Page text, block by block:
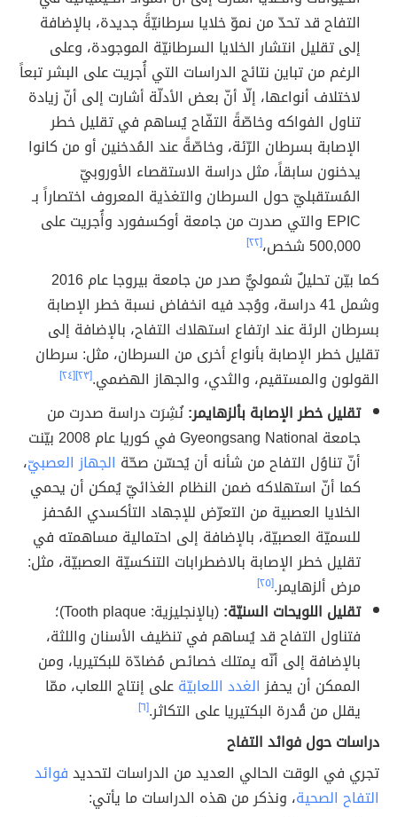
التفاح قد تحدّ من نموّ خلايا سرطانيّةً جديدة، بالإضافة
إلى تقليل انتشار الخلايا السرطانيّة الموجودة، وعلى
الرغم من تباين نتائج الدراسات التي أُجريت على البشر تبعاً
لاختلاف أنواعها، إلّا أنّ بعض الأدلّة أشارت إلى أنّ زيادة
تناول الفواكه وخاصّةً التفّاح يُساهم في تقليل خطر
الإصابة بسرطان الرّئة، وخاصّةً عند المُدخنين أو من كانوا
يدخنون سابقاً، مثل دراسة الاستقصاء الأوروبيّ
المُستقبليّ حول السرطان والتغذية المعروف اختصاراً بـ
EPIC والتي صدرت من جامعة أوكسفورد وأُجريت على
500,000 شخص،
[٢٢]
كما بيّن تحليلٌ شموليٌّ صدر من جامعة بيروجا عام 2016
وشمل 41 دراسة، ووُجد فيه انخفاض نسبة خطر الإصابة
بسرطان الرئة عند ارتفاع استهلاك التفاح، بالإضافة إلى
تقليل خطر الإصابة بأنواع أخرى من السرطان، مثل: سرطان
القولون والمستقيم، والثدي، والجهاز الهضمي.[٢٣] [٢٤]
تقليل خطر الإصابة بألزهايمر:نُشِرَت دراسة صدرت من
جامعة Gyeongsang National في كوريا عام 2008 بيّنت
أنّ تناوُل التفاح من شأنه أن يُحسّن صحّة الجهاز العصبيّ،
كما أنّ استهلاكه ضمن النظام الغذائيّ يُمكن أن يحمي
الخلايا العصبية من التعرّض للإجهاد التأكسدي المُحفز
للسميّة العصبيّة، بالإضافة إلى احتمالية مساهمته في
تقليل خطر الإصابة بالاضطرابات التنكسيّة العصبيّة، مثل:
مرض ألزهايمر.[٢٥]
تقليل اللويحات السنيّة:
(بالإنجليزية: Tooth plaque)؛
فتناول التفاح قد يُساهم في تنظيف الأسنان واللثة،
بالإضافة إلى أنّه يمتلك خصائص مُضادّة للبكتيريا، ومن
الممكن أن يحفزالغدد اللعابيّةعلى إنتاج اللعاب، ممّا
يقلل من قُدرة البكتيريا على التكاثر.[٦]
دراسات حول فوائد التفاح
تجري في الوقت الحالي العديد من الدراسات لتحديدفوائد
التفاح الصحية، ونذكر من هذه الدراسات ما يأتي: